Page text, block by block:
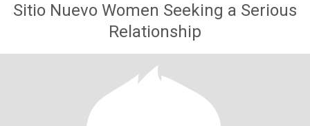
Sitio Nuevo Women Seeking a Serious
Relationship